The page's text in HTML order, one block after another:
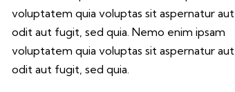
voluptatem quia voluptas sit aspernatur aut
odit aut fugit, sed quia. Nemo enim ipsam
voluptatem quia voluptas sit aspernatur aut
odit aut fugit, sed quia.